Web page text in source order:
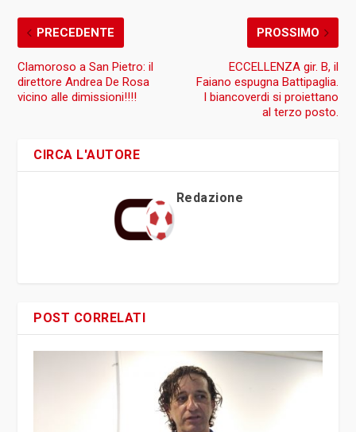
PRECEDENTE
Clamoroso a San Pietro: il
direttore Andrea De Rosa
vicino alle dimissioni!!!!
PROSSIMO
ECCELLENZA gir. B, il
Faiano espugna Battipaglia.
I biancoverdi si proiettano
al terzo posto.
CIRCA L'AUTORE
Redazione
POST CORRELATI